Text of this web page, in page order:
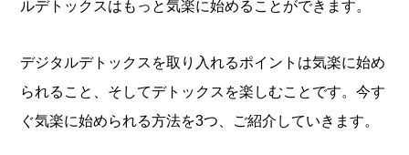
ルデトックスはもっと気楽に始めることができます。
デジタルデトックスを取り入れるポイントは気楽に始め
られること、そしてデトックスを楽しむことです。今す
ぐ気楽に始められる方法を3つ、ご紹介していきます。